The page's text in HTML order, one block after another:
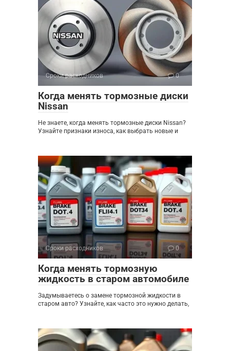
Сроки расходников 0
Когда менять тормозные диски
Nissan
Не знаете, когда менять тормозные диски Nissan?
Узнайте признаки износа, как выбрать новые и
Сроки расходников 0
Когда менять тормозную
жидкость в старом автомобиле
Задумываетесь о замене тормозной жидкости в
старом авто? Узнайте, как часто это нужно делать,